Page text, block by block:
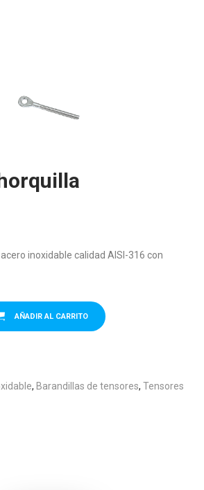
inoxidable calidad AISI-316 con
AÑADIR AL CARRITO
, Barandillas de tensores, Tensores